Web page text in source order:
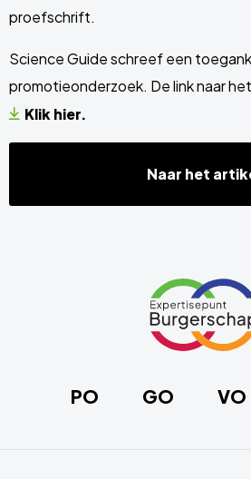
proefschrift.
Science Guide schreef een
promotieonderzoek. De link naar
Klik hier.
Naar het
PO GO VO